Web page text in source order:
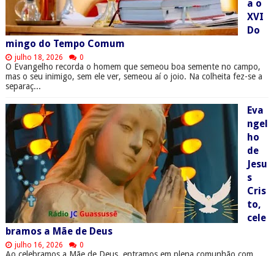
a o
XVI
Do
mingo do Tempo Comum
julho 18, 2026 0
O Evangelho recorda o homem que semeou boa semente no campo,
mas o seu inimigo, sem ele ver, semeou aí o joio. Na colheita fez-se a
separaç...
Eva
ngel
ho
de
Jesu
s
Cris
to,
cele
bramos a Mãe de Deus
julho 16, 2026 0
Ao celebramos a Mãe de Deus, entramos em plena comunhão com